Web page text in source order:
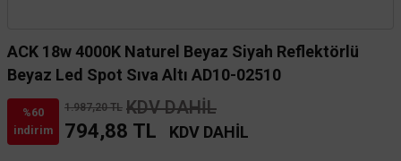
ACK 18w 4000K Naturel Beyaz Siyah Reflektörlü
Beyaz Led Spot Sıva Altı AD10-02510
%60
indirim
1.987,20 TL KDV DAHİL
794,88 TL KDV DAHİL